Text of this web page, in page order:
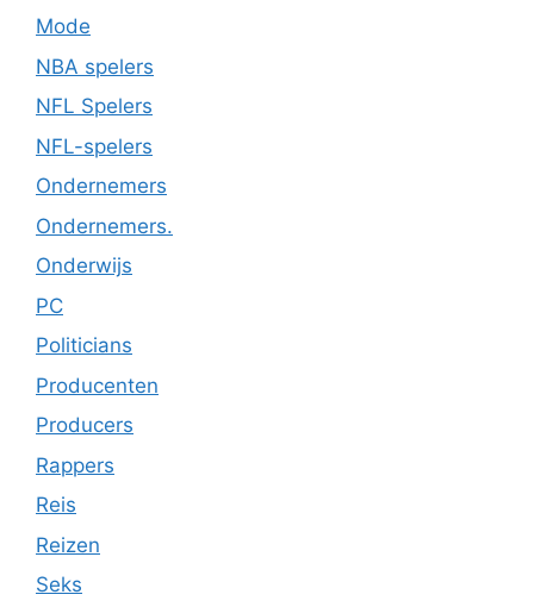
Mode
NBA spelers
NFL Spelers
NFL-spelers
Ondernemers
Ondernemers.
Onderwijs
PC
Politicians
Producenten
Producers
Rappers
Reis
Reizen
Seks